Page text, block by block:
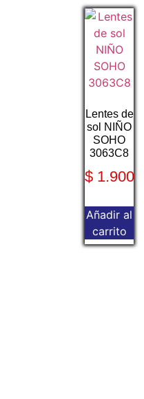
Lentes de
sol NIÑO
SOHO
3063C8
$ 1.900
Añadir al
carrito